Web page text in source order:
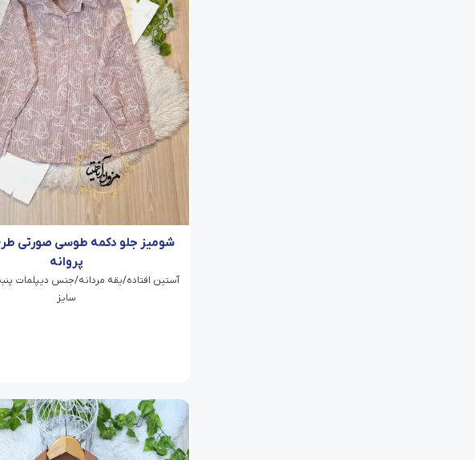
شومیز جلو دکمه طوسی صورتی طرح
پروانه
آستین افتاده/یقه مردانه/جنس دیپلمات
سایز